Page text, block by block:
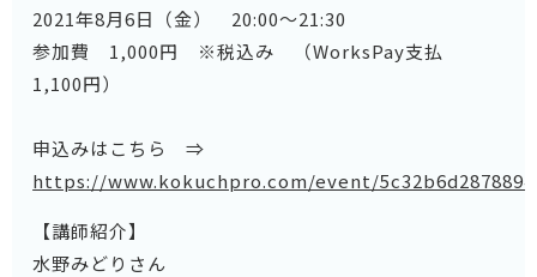
2021年8月6日（金） 20:00～21:30
参加費 1,000円 ※税込み （WorksPay支払
1,100円）
申込みはこちら ⇒
https://www.kokuchpro.com/event/
【講師紹介】
水野みどりさん